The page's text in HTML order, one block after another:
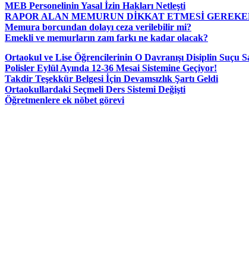
MEB Personelinin Yasal İzin Hakları Netleşti
RAPOR ALAN MEMURUN DİKKAT ETMESİ
Memura borcundan dolayı ceza verilebilir mi?
Emekli ve memurların zam farkı ne kadar olacak?
Ortaokul ve Lise Öğrencilerinin O Davranışı Disiplin Suçu
Polisler Eylül Ayında 12-36 Mesai Sistemine Geçiyor!
Takdir Teşekkür Belgesi İçin Devamsızlık Şartı Geldi
Ortaokullardaki Seçmeli Ders Sistemi Değişti
Öğretmenlere ek nöbet görevi